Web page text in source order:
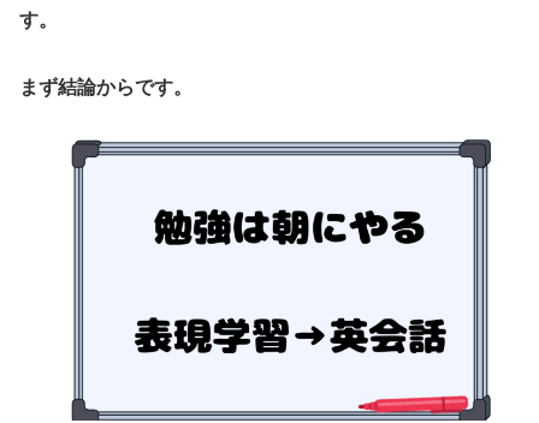
す。
まず結論からです。